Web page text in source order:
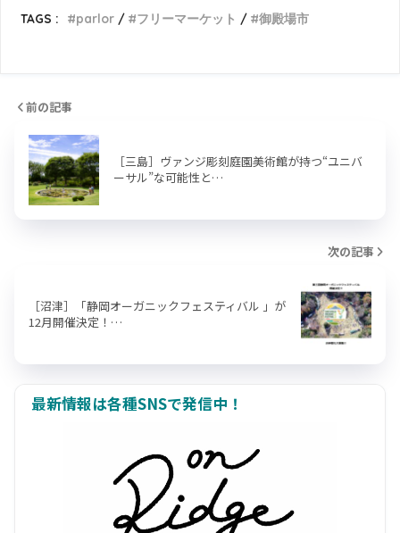
TAGS :
parlor フリーマーケット 御殿場市
前の記事
［三島］ヴァンジ彫刻庭園美術館が持つ“ユニバ
ーサル”な可能性と…
次の記事
［沼津］「静岡オーガニックフェスティバル 」が
12月開催決定！…
最新情報は各種SNSで発信中！